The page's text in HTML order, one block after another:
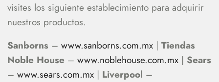
visites los siguiente establecimiento para adquirir
nuestros productos.
Sanborns – www.sanborns.com.mx | Tiendas
Noble House – www.noblehouse.com.mx | Sears
– www.sears.com.mx | Liverpool –